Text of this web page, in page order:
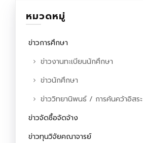
หมวดหมู่
ข่าวการศึกษา
ข่าวงานทะเบียนนักศึกษา
ข่าวนักศึกษา
ข่าววิทยานิพนธ์ / การค้นคว้าอิสระ
ข่าวจัดซื้อจัดจ้าง
ข่าวทุนวิจัยคณาจารย์